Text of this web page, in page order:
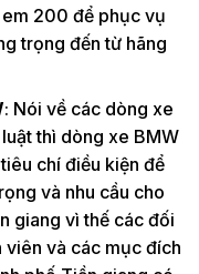
200 để phục vụ
trọng đến từ hãng
: Nói về các dòng xe
thì dòng xe BMW
chí điều kiện để
và nhu cầu cho
giang vì thế các đối
viên và các mục đích